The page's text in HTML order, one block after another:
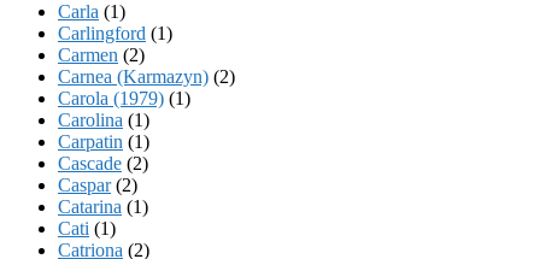
Carla (1)
Carlingford (1)
Carmen (2)
Carnea (Karmazyn) (2)
Carola (1979) (1)
Carolina (1)
Carpatin (1)
Cascade (2)
Caspar(2)
Catarina (1)
Cati (1)
Catriona (2)